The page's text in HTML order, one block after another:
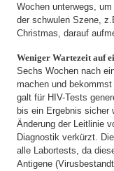
Wochen unterwegs,
der schwulen Szene,
Christmas, darauf
Weniger Wartezeit auf
Sechs Wochen nach
machen und
galt für HIV-Tests
bis ein Ergebnis sicher
Änderung der Leitlinie
Diagnostik verkürzt.
alle Labortests, da
Antigene